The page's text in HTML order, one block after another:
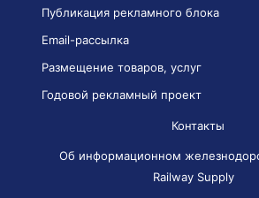
Публикация рекламного блока
Email-рассылка
Размещение товаров, услуг
Годовой рекламный проект
Контакты
Об информационном
Railway Supply